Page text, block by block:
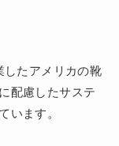
したアメリカの靴
配慮したサステ
います。